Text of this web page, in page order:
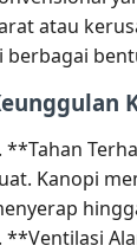
atau
berbagai
**Tahan
Kanopi
**Ventilasi